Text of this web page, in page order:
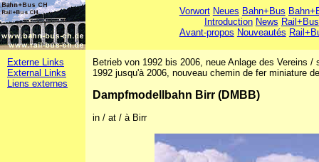
Vorwort Neues Bahn+Bus
Introduction News Rail+Bus
Avant-propos Nouveautés
Externe Links
External Links
Liens externes
Betrieb von 1992 bis 2006, neue Anlage des Vereins
1992 jusqu'à 2006, nouveau chemin de fer miniature
Dampfmodellbahn Birr (DMBB)
in / at / à Birr